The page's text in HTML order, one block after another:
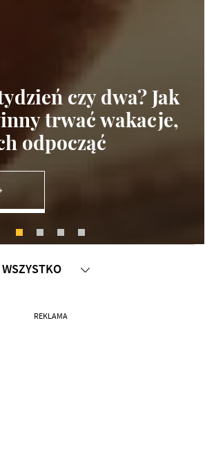
czy dwa? Jak
trwać wakacje,
odpocząć
WSZYSTKO
W PODRÓŻY
REKLAMA